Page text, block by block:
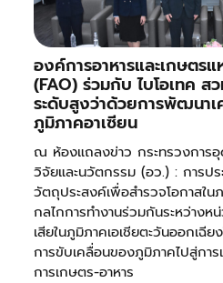
องค์การอาหารและเกษตร
(FAO) ร่วมกับ ไบโอเทค ส
ระดับสูงว่าด้วยการพัฒนา
ภูมิภาคอาเซียน
ณ ห้องแถลงข่าว กระทรวงการ
วิจัยและนวัตกรรม (อว.) : การป
วัตถุประสงค์เพื่อสำรวจโอกาสใ
กลไกการทำงานร่วมกันระหว่างห
เสียในภูมิภาคเอเชียตะวันออกเฉี
การขับเคลื่อนของภูมิภาคไปสู่กา
การเกษตร-อาหาร